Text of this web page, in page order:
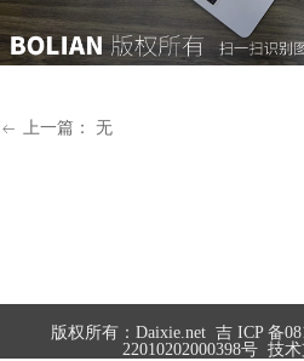
ꂃ 上一篇： 无
版权所有：Daixie.net 吉 ICP 备
22010202000398号 技